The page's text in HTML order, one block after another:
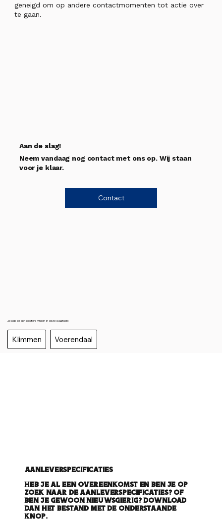
Je kan de abri posters vinden in deze plaatsen:
Klimmen Voerendaal
geneigd om op andere contactmomenten tot actie over
te gaan.
Aan de slag!
Neem vandaag nog contact met ons op. Wij staan
voor je klaar.
Contact
Aanleverspecificaties
Heb je al een overeenkomst en ben je op
zoek naar de aanleverspecificaties? Of
ben je gewoon nieuwsgierig? Download
dan het bestand met de onderstaande
knop.